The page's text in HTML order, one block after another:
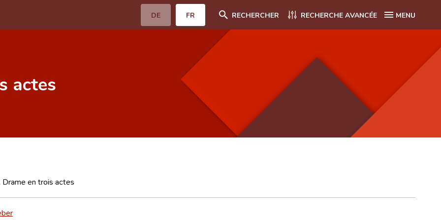
DE FR RECHERCHER RECHERCHE AVANCÉE MENU
actes
Drame en trois actes